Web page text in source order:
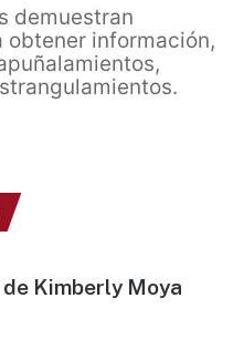
demuestran
información,
Kimberly Moya